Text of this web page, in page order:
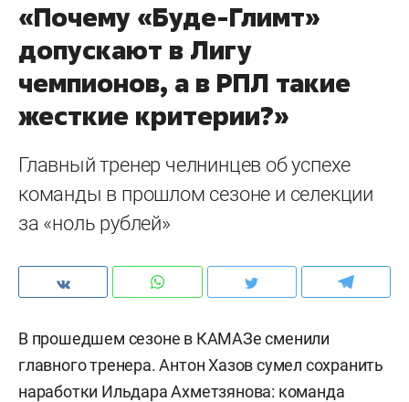
«Почему «Буде-Глимт»
допускают в Лигу
чемпионов, а в РПЛ такие
жесткие критерии?»
Главный тренер челнинцев об успехе
команды в прошлом сезоне и селекции
за «ноль рублей»
В прошедшем сезоне в КАМАЗе сменили
главного тренера. Антон Хазов сумел сохранить
наработки Ильдара Ахметзянова: команда